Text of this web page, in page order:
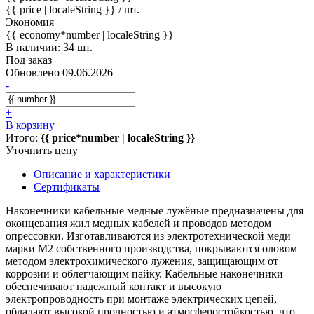
{{ price | localeString }} / шт.
Экономия
{{ economy*number | localeString }}
В наличии: 34 шт.
Под заказ
Обновлено 09.06.2026
-
+
В корзину
Итого: {{ price*number | localeString }}
Уточнить цену
Описание и характеристики
Сертификаты
Наконечники кабельные медные лужёные предназначены для
оконцевания жил медных кабелей и проводов методом
опрессовки. Изготавливаются из электротехнической меди
марки М2 собственного производства, покрываются оловом
методом электрохимического лужения, защищающим от
коррозии и облегчающим пайку. Кабельные наконечники
обеспечивают надежный контакт и высокую
электропроводность при монтаже электрических цепей,
обладают высокой прочностью и атмосферостойкостью, что